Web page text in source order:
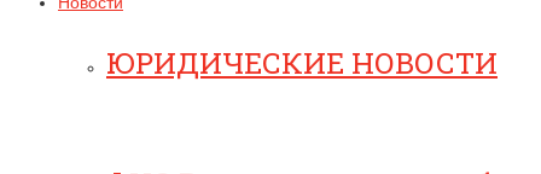
ЮРИДИЧЕСКИЕ НОВОСТИ